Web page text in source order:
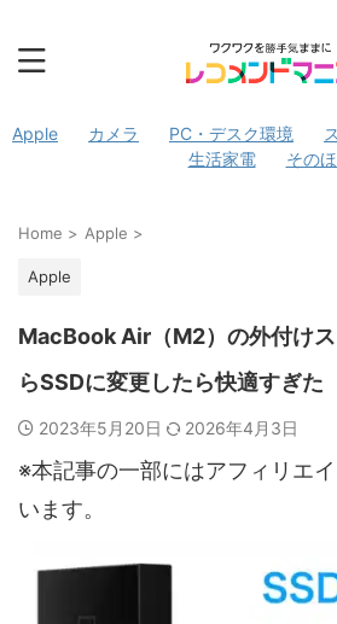
Apple カメラ PC・デスク環境
生活家電
その
Home > Apple >
Apple
MacBook Air（M2）の外付け
らSSDに変更したら快適すぎた
2023年5月20日 2026年4月3日
※本記事の一部にはアフィリエ
います。